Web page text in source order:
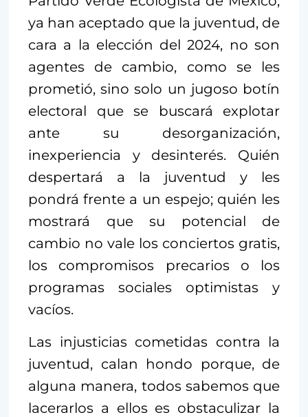
ya han aceptado que la juventud, de
cara a la elección del 2024, no son
agentes de cambio, como se les
prometió, sino solo un jugoso botín
electoral que se buscará explotar
ante su desorganización,
inexperiencia y desinterés. Quién
despertará a la juventud y les
pondrá frente a un espejo; quién les
mostrará que su potencial de
cambio no vale los conciertos gratis,
los compromisos precarios o los
programas sociales optimistas y
vacíos.
Las injusticias cometidas contra la
juventud, calan hondo porque, de
alguna manera, todos sabemos que
lacerarlos a ellos es obstaculizar la